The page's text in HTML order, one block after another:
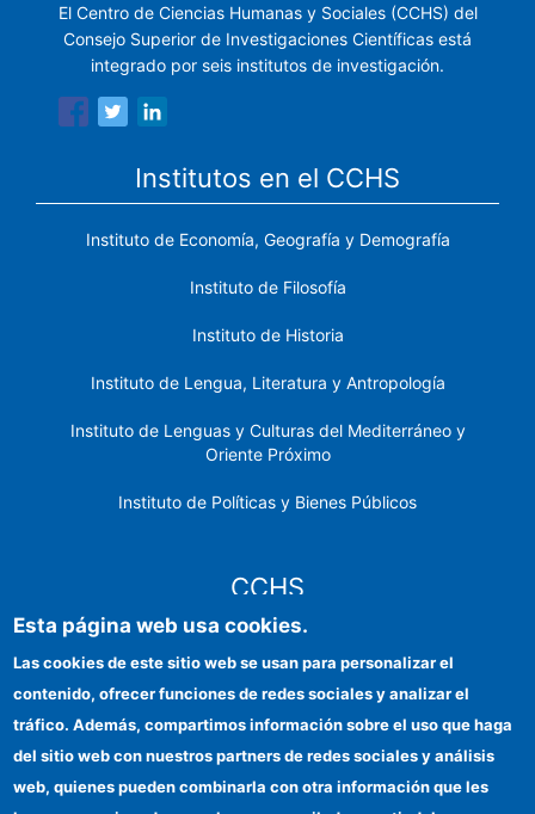
El Centro de Ciencias Humanas y Sociales (CCHS) del
Consejo Superior de Investigaciones Científicas está
integrado por seis institutos de investigación.
Institutos en el CCHS
Instituto de Economía, Geografía y Demografía
Instituto de Filosofía
Instituto de Historia
Instituto de Lengua, Literatura y Antropología
Instituto de Lenguas y Culturas del Mediterráneo y
Oriente Próximo
Instituto de Políticas y Bienes Públicos
CCHS
Identidad institucional
Ayudas FEDER
Esta página web usa cookies.
Las cookies de este sitio web se usan para personalizar el
contenido, ofrecer funciones de redes sociales y analizar el
tráfico. Además, compartimos información sobre el uso que haga
del sitio web con nuestros partners de redes sociales y análisis
web, quienes pueden combinarla con otra información que les